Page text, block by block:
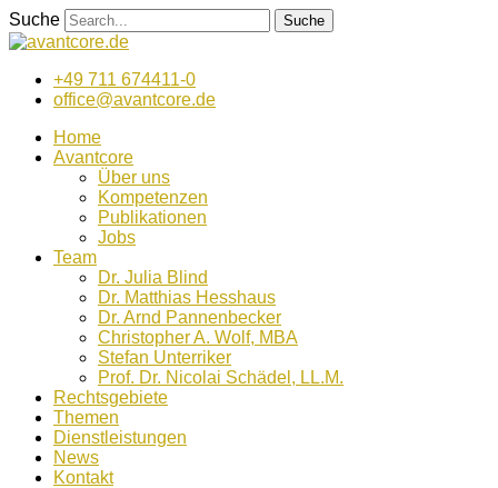
Zum
Inhalt
Suche Suche
+49 711 674411-0
office@avantcore.de
Home
Avantcore
Über uns
Kompetenzen
Publikationen
Jobs
Team
Dr. Julia Blind
Dr. Matthias Hesshaus
Dr. Arnd Pannenbecker
Christopher A. Wolf, MBA
Stefan Unterriker
Prof. Dr. Nicolai Schädel, LL.M.
Rechtsgebiete
Themen
Dienstleistungen
News
Kontakt